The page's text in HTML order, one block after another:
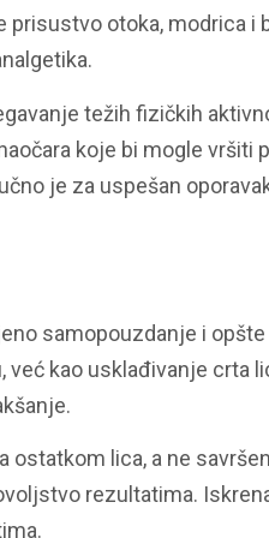
prisustvo otoka, modrica i
težih fizičkih
koje bi mogle vršiti
je za uspešan
samopouzdanje i opšte
kao usklađivanje crta
ostatkom lica, a ne
rezultatima.